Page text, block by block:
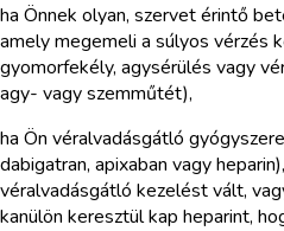
ha Önnek olyan, szervet érintő
amely megemeli a súlyos vérzés
gyomorfekély, agysérülés vagy
agy- vagy szemműtét),
ha Ön véralvadásgátló
dabigatran, apixaban vagy
véralvadásgátló kezelést vált,
kanülön keresztül kap heparint,